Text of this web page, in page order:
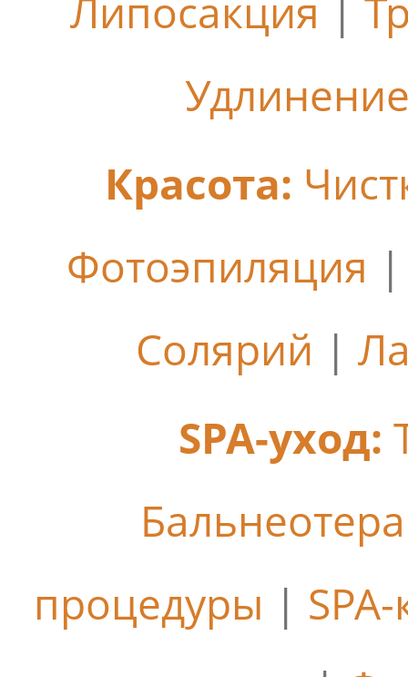
Липосакция |
Красота:
Фотоэпиляция
Солярий |
SPA-уход:
процедуры |